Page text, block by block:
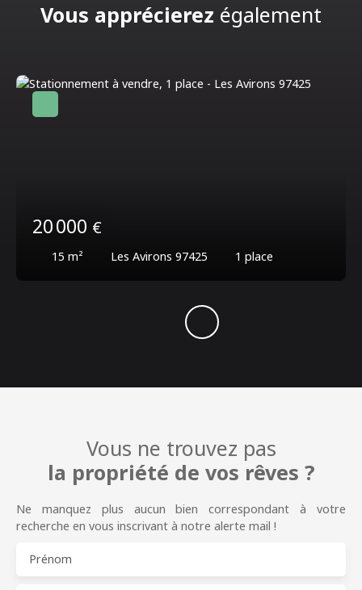
Vous apprécierez également
20 000 €
15 m² Les Avirons 97425 1 place
Vous ne trouvez pas
la propriété de vos rêves ?
Ne manquez plus aucun bien correspondant à votre
recherche en vous inscrivant à notre alerte mail !
Prénom